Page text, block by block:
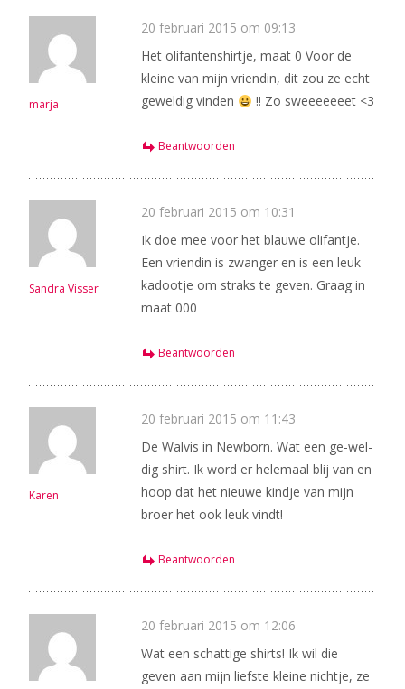
marja
20 februari 2015 om 09:13
Het olifantenshirtje, maat 0 Voor de
kleine van mijn vriendin, dit zou ze echt
geweldig vinden
!! Zo sweeeeeeet <3
Beantwoorden
Sandra Visser
20 februari 2015 om 10:31
Ik doe mee voor het blauwe olifantje.
Een vriendin is zwanger en is een leuk
kadootje om straks te geven. Graag in
maat 000
Beantwoorden
Karen
20 februari 2015 om 11:43
De Walvis in Newborn. Wat een ge-wel-
dig shirt. Ik word er helemaal blij van en
hoop dat het nieuwe kindje van mijn
broer het ook leuk vindt!
Beantwoorden
20 februari 2015 om 12:06
Wat een schattige shirts! Ik wil die
geven aan mijn liefste kleine nichtje, ze